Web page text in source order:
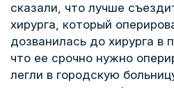
сказали, что лучше
хирурга, который
дозванилась до хирурга в
что ее срочно нужно
легли в городскую